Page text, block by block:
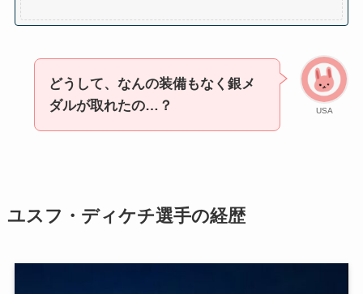
USA
どうして、なんの装備もなく銀メ
ダルが取れたの…？
ユスフ・ディケチ選手の経歴